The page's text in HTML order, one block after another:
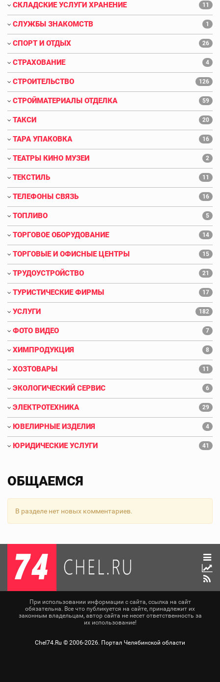
СКЛАДСКИЕ УСЛУГИ ХРАНЕНИЕ 11
СЛУЖБЫ ЗНАКОМСТВ 1
СПОРТ И ОТДЫХ 26
СТРАХОВАНИЕ 4
СТРОИТЕЛЬСТВО 126
СТРОЙМАТЕРИАЛЫ ОТДЕЛКА 59
ТАКСИ 20
ТАРА УПАКОВКА 16
ТЕАТРЫ КИНО МУЗЕИ 2
ТЕКСТИЛЬ 11
ТЕЛЕФОНЫ СВЯЗЬ 16
ТОПЛИВО 5
ТОРГОВОЕ ОБОРУДОВАНИЕ 14
ТОРГОВЫЕ И ОФИСНЫЕ ЦЕНТРЫ 15
ТРУДОУСТРОЙСТВО 21
ТУРИСТИЧЕСКИЕ ФИРМЫ 17
УСЛУГИ 182
ФОТО ВИДЕО 7
ХИМПРОДУКЦИЯ 8
ХОЗТОВАРЫ 11
ЭКОЛОГИЧЕСКИЙ СЕРВИС 6
ЭЛЕКТРОТЕХНИКА 29
ЮВЕЛИРНЫЕ ИЗДЕЛИЯ 4
ЮРИДИЧЕСКИЕ УСЛУГИ 41
ОБЩАЕМСЯ
В разделе нет новых комментариев.
При использовании информации с сайта, ссылка на сайт
обязательна. Все что публикуется на сайте, принадлежит их
законным владельцам, автор сайта не несет ответственность за
их использование!
Chel74.Ru © 2006-2026. Портал Челябинской области